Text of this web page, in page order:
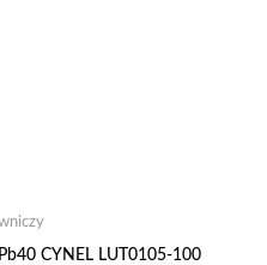
CYNEL LUT0105-100